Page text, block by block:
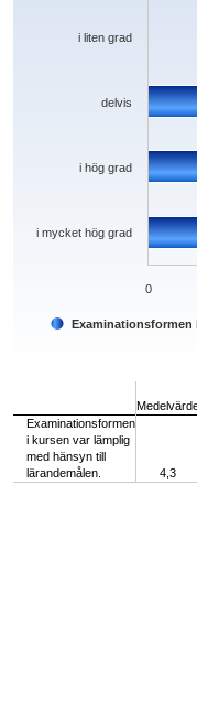
i mycket hög grad
i hög grad
delvis
i liten grad
0
Examinationsformen
i kursen var lämplig
med hänsyn till
lärandemålen.
4,3